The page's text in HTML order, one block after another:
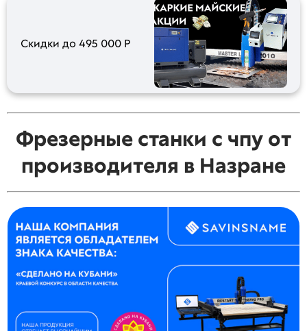
Скидки до 495 000 Р
Фрезерные станки с чпу от
производителя в Назране